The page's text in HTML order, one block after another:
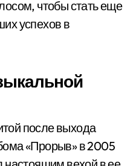
чтобы стать еще
успехов в
после выхода
«Прорыв» в 2005